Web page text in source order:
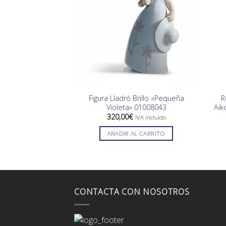
Figura Lladró Brillo «Pequeña
Violeta» 01008043
320,00€ IVA incluido
AÑADIR AL CARRITO
CONTACTA CON NOSOTROS